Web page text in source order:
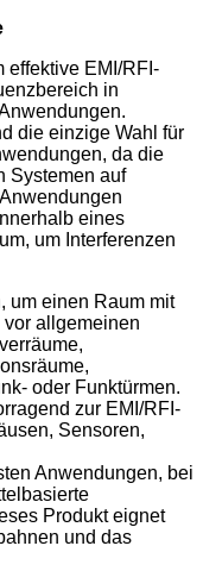
effektive EMI/RFI-
in
die einzige Wahl für
da die
Systemen auf
eines
um Interferenzen
um einen Raum mit
allgemeinen
oder Funktürmen.
zur EMI/RFI-
Sensoren,
Anwendungen, bei
Produkt eignet
und das